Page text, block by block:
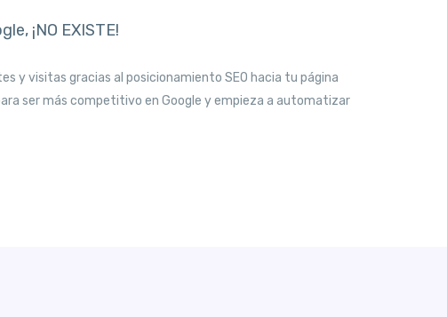
¡NO EXISTE!
y visitas gracias al posicionamiento SEO hacia tu página
ser más competitivo en Google y empieza a automatizar